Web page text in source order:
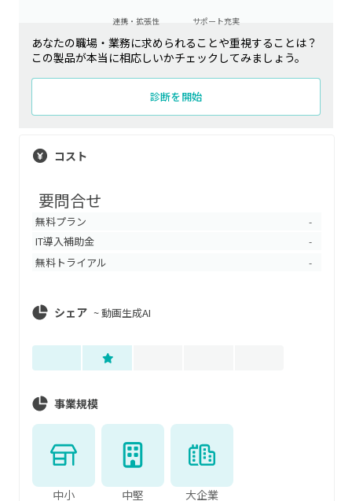
サポート充実
連携・拡張性
あなたの職場・業務に求められることや重視することは？
この製品が本当に相応しいかチェックしてみましょう。
診断を開始
コスト
要問合せ
無料プラン -
IT導入補助金 -
無料トライアル -
シェア ~動画生成AI
事業規模
中小 中堅 大企業